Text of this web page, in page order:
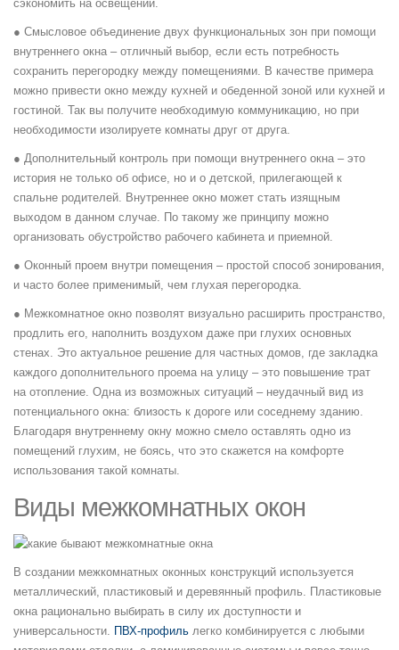
сэкономить на освещении.
● Смысловое объединение двух функциональных зон при помощи
внутреннего окна – отличный выбор, если есть потребность
сохранить перегородку между помещениями. В качестве примера
можно привести окно между кухней и обеденной зоной или кухней и
гостиной. Так вы получите необходимую коммуникацию, но при
необходимости изолируете комнаты друг от друга.
● Дополнительный контроль при помощи внутреннего окна – это
история не только об офисе, но и о детской, прилегающей к
спальне родителей. Внутреннее окно может стать изящным
выходом в данном случае. По такому же принципу можно
организовать обустройство рабочего кабинета и приемной.
● Оконный проем внутри помещения – простой способ зонирования,
и часто более применимый, чем глухая перегородка.
● Межкомнатное окно позволят визуально расширить пространство,
продлить его, наполнить воздухом даже при глухих основных
стенах. Это актуальное решение для частных домов, где закладка
каждого дополнительного проема на улицу – это повышение трат
на отопление. Одна из возможных ситуаций – неудачный вид из
потенциального окна: близость к дороге или соседнему зданию.
Благодаря внутреннему окну можно смело оставлять одно из
помещений глухим, не боясь, что это скажется на комфорте
использования такой комнаты.
Виды межкомнатных окон
В создании межкомнатных оконных конструкций используется
металлический, пластиковый и деревянный профиль. Пластиковые
окна рационально выбирать в силу их доступности и
универсальности. ПВХ-профиль легко комбинируется с любыми